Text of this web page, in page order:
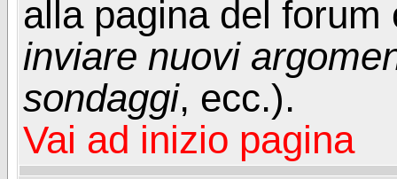
alla pagina del
inviare nuovi
sondaggi, ecc.).
Vai ad inizio pagina